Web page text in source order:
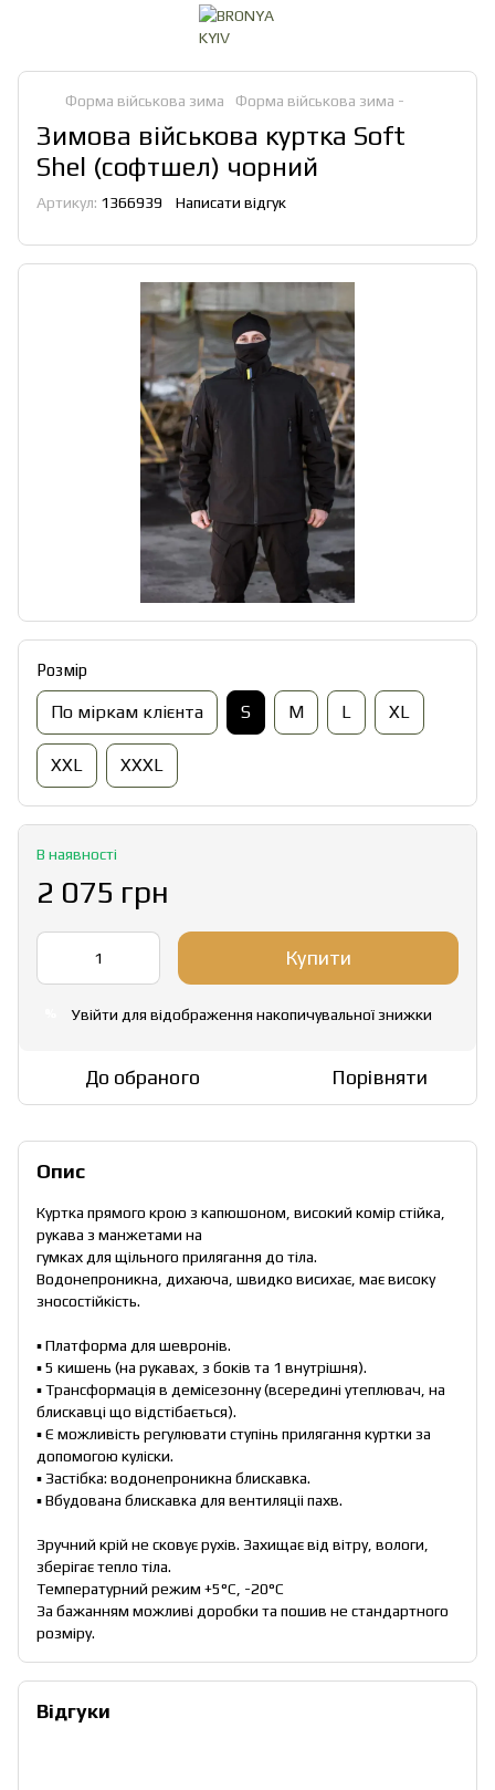
Форма військова зима Форма військова зима -
Зимова військова куртка Soft
Shel (софтшел) чорний
Артикул: 1366939 Написати відгук
Розмір
По міркам клієнта S M L XL
XXL XXXL
В наявності
2 075 грн
Купити
Увійти для відображення накопичувальної знижки
До обраного Порівняти
Опис
Куртка прямого крою з капюшоном, високий комір стійка,
рукава з манжетами на
гумках для щільного прилягання до тіла.
Водонепроникна, дихаюча, швидко висихає, має високу
зносостійкість.
▪ Платформа для шевронів.
▪ 5 кишень (на рукавах, з боків та 1 внутрішня).
▪ Трансформація в демісезонну (всередині утеплювач, на
блискавці що відстібається).
▪ Є можливість регулювати ступінь прилягання куртки за
допомогою куліски.
▪ Застібка: водонепроникна блискавка.
▪ Вбудована блискавка для вентиляціі пахв.
Зручний крій не сковує рухів. Захищає від вітру, вологи,
зберігає тепло тіла.
Температурний режим +5°С, -20°С
За бажанням можливi доробки та пошив не стандартного
розміру.
Відгуки